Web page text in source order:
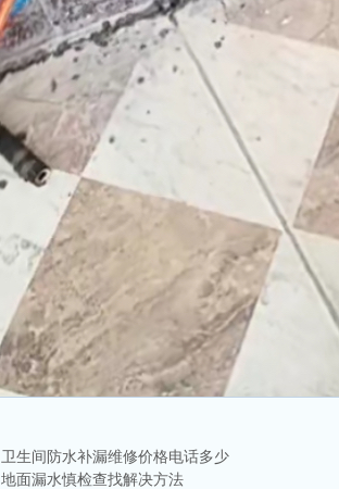
卫生间防水补漏维修价格电话多少
地面漏水慎检查找解决方法